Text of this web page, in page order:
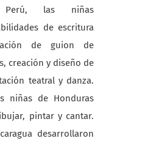
las niñas
de escritura
de guion de
creación y diseño de
teatral y danza.
niñas de Honduras
pintar y cantar.
desarrollaron